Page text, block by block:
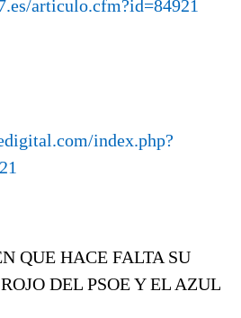
articulo.cfm?id=84921
index.php?
QUE HACE FALTA SU
DEL PSOE Y EL AZUL